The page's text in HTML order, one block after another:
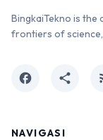
BingkaiTekno is the
frontiers of
facebook share
NAVIGASI